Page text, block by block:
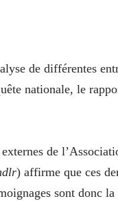
de différentes
nationale, le
de
) affirme que ces
sont donc